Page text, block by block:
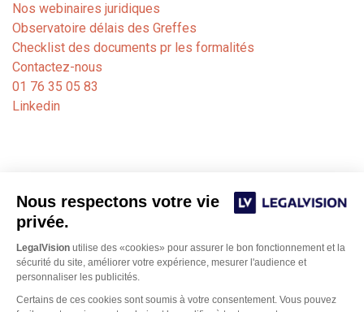
Nous respectons votre vie
privée.
LegalVision utilise des «cookies» pour assurer le bon fonctionnement et la
sécurité du site, améliorer votre expérience, mesurer l'audience et
personnaliser les publicités.
Certains de ces cookies sont soumis à votre consentement. Vous pouvez
Nos webinaires juridiques
Observatoire délais des Greffes
Checklist des documents pr les formalités
Contactez-nous
01 76 35 05 83
Linkedin
Notre cabinet de formalités juridiques est dédié aux